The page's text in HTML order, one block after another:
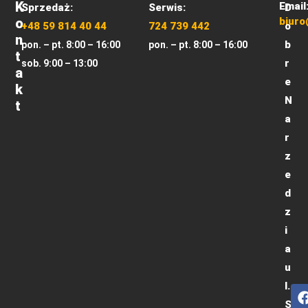
K
O
N
T
A
K
T
Sprzedaż:
+48 59 814 40 44
pon. – pt. 8:00 – 16:00
sob. 9:00 – 13:00
Serwis:
724 739 442
pon. – pt. 8:00 – 16:00
Email:
D
o
b
r
e
N
a
r
z
e
d
z
i
a
u
l.
S